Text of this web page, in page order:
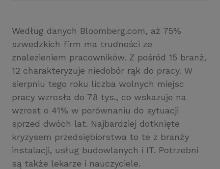
Według danych Bloomberg.com, aż 75%
szwedzkich firm ma trudności ze
znalezieniem pracowników. Z pośród 15 branż,
12 charakteryzuje niedobór rąk do pracy. W
sierpniu tego roku liczba wolnych miejsc
pracy wzrosła do 78 tys., co wskazuje na
wzrost o 41% w porównaniu do sytuacji
sprzed dwóch lat. Najbardziej dotknięte
kryzysem przedsiębiorstwa to te z branży
instalacji, usług budowlanych i IT. Potrzebni
są także lekarze i nauczyciele.